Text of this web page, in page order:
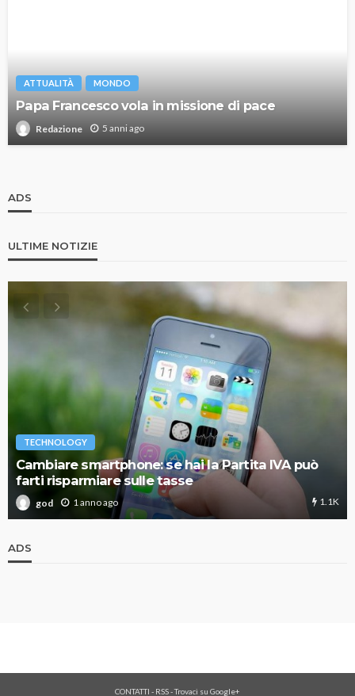
ATTUALITÀ MONDO
Papa Francesco vola in missione di pace
Redazione 5 anni ago
ADS
ULTIME NOTIZIE
TECHNOLOGY
Cambiare smartphone: se hai la Partita IVA può
farti risparmiare sulle tasse
god 1 anno ago 1.1K
ADS
CONTATTI - RSS-Trovaci su Google+